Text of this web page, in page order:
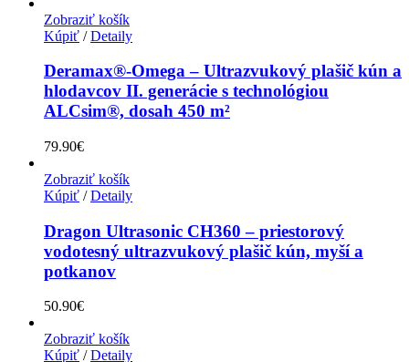
Zobraziť košík
Kúpiť / Detaily
Deramax®-Omega – Ultrazvukový plašič kún a
hlodavcov II. generácie s technológiou
ALCsim®, dosah 450 m²
79.90€
Zobraziť košík
Kúpiť / Detaily
Dragon Ultrasonic CH360 – priestorový
vodotesný ultrazvukový plašič kún, myší a
potkanov
50.90€
Zobraziť košík
Kúpiť / Detaily